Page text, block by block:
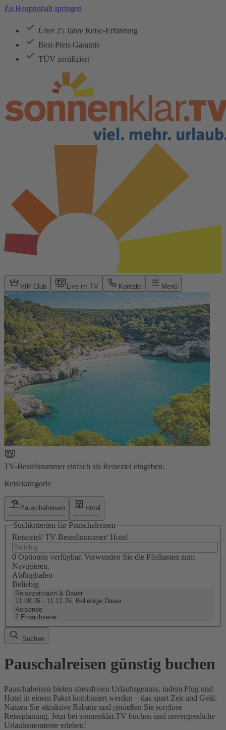
Zu Hauptinhalt springen
Über 25 Jahre Reise-Erfahrung
Best-Preis Garantie
TÜV zertifiziert
VIP Club Live im TV Kontakt Menü
TV-Bestellnummer einfach als Reiseziel eingeben.
Reisekategorie
Pauschalreisen Hotel
Suchkriterien für Pauschalreisen
Reiseziel/ TV-Bestellnummer/ Hotel
0 Optionen verfügbar. Verwenden Sie die Pfeiltasten zum
Navigieren.
Abflughafen
Beliebig
Reisezeitraum & Dauer
11.08.26 - 11.11.26, Beliebige Dauer
Reisende
2 Erwachsene
Suchen
Pauschalreisen günstig buchen
Pauschalreisen bieten stressfreien Urlaubsgenuss, indem Flug und
Hotel in einem Paket kombiniert werden – das spart Zeit und Geld.
Nutzen Sie attraktive Rabatte und genießen Sie sorglose
Reiseplanung. Jetzt bei sonnenklar.TV buchen und unvergessliche
Urlaubsmomente erleben!